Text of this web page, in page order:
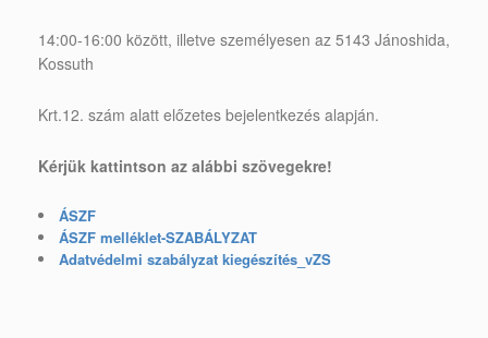
14:00-16:00 között, illetve személyesen az 5143 Jánoshida,
Kossuth
Krt.12. szám alatt előzetes bejelentkezés alapján.
Kérjük kattintson az alábbi szövegekre!
ÁSZF
ÁSZF melléklet-SZABÁLYZAT
Adatvédelmi szabályzat kiegészítés_vZS